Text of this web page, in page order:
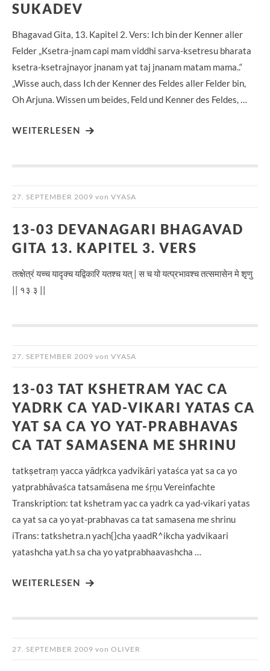
SUKADEV
Bhagavad Gita, 13. Kapitel 2. Vers: Ich bin der Kenner aller
Felder „Ksetra-jnam capi mam viddhi sarva-ksetresu bharata
ksetra-ksetrajnayor jnanam yat taj jnanam matam mama..“
„Wisse auch, dass Ich der Kenner des Feldes aller Felder bin,
Oh Arjuna. Wissen um beides, Feld und Kenner des Feldes, …
WEITERLESEN
27. SEPTEMBER 2009 von VYASA
13-03 DEVANAGARI BHAGAVAD
GITA 13. KAPITEL 3. VERS
तत्क्षेत्रं यच्च यादृक्च यद्विकारि यतश्च यत् | स च यो यत्प्रभावश्च तत्समासेन मे शृणु
|| १३ ३ ||
27. SEPTEMBER 2009 von VYASA
13-03 TAT KSHETRAM YAC CA
YADRK CA YAD-VIKARI YATAS CA
YAT SA CA YO YAT-PRABHAVAS
CA TAT SAMASENA ME SHRINU
tatkṣetraṃ yacca yādṛkca yadvikāri yataśca yat sa ca yo
yatprabhāvaśca tatsamāsena me śṛṇu Vereinfachte
Transkription: tat kshetram yac ca yadrk ca yad-vikari yatas
ca yat sa ca yo yat-prabhavas ca tat samasena me shrinu
iTrans: tatkshetra.n yach{}cha yaadR^ikcha yadvikaari
yatashcha yat.h sa cha yo yatprabhaavashcha …
WEITERLESEN
27. SEPTEMBER 2009 von OLIVER